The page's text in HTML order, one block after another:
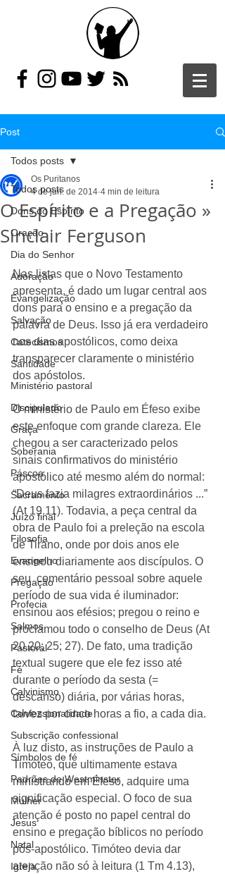
Post
Todos posts
Dons do Espírito
Oração
Dia do Senhor
Adoração
Evangelização
Salvação
Catecismos
Santidade
Ministério pastoral
Discipulado
Graça
Soberania
Páscoa
Sacramento
Juízo final
Filosofia
Evangelho
Pregação
Profecia
Salmos
Pastoral
Fé
Calvinismo
Confessionalidade
Subscrição confessional
Símbolos de fé
Padrões de Westminster
Mulher
Jesus
Natal
Igreja
Todos posts
O Espírito e a Pregação »
Sinclair Ferguson
Os Puritanos
4 de jun. de 2014 4 min de leitura
Nas listas que o Novo Testamento
apresenta, é dado um lugar central aos
dons para o ensino e a pregação da
palavra de Deus. Isso já era verdadeiro
nos dias apostólicos, como deixa
transparecer claramente o ministério
dos apóstolos.
O ministério de Paulo em Éfeso exibe
este enfoque com grande clareza. Ele
chegou a ser caracterizado pelos
sinais confirmativos do ministério
apostólico até mesmo além do normal:
“Deus fazia milagres extraordinários ...”
(At 19.11). Todavia, a peça central da
obra de Paulo foi a preleção na escola
de Tirano, onde por dois anos ele
ensinou diariamente aos discípulos. O
seu  comentário pessoal sobre aquele
período de sua vida é iluminador:
ensinou aos efésios; pregou o reino e
proclamou todo o conselho de Deus (At
20.20; 25; 27). De fato, uma tradição
textual sugere que ele fez isso até
durante o período da sesta (=
descanso) diária, por várias horas,
talvez por cinco horas a fio, a cada dia.
À luz disto, as instruções de Paulo a
Timóteo, que ultimamente estava
ministrando em Éfeso, adquire uma
significação especial. O foco de sua
atenção é posto no papel central do
ensino e pregação bíblicos no período
pós-apostólico. Timóteo devia dar
atenção não só à leitura (1 Tm 4.13),